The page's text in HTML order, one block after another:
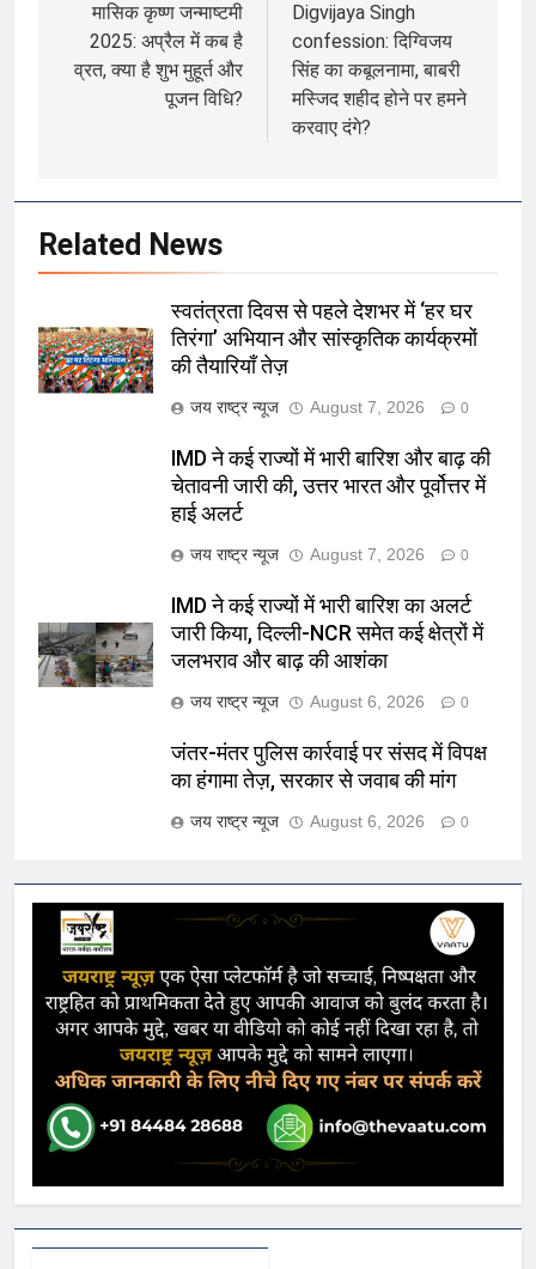
navigation
मासिक कृष्ण जन्माष्टमी
2025: अप्रैल में कब है
व्रत, क्या है शुभ मुहूर्त और
पूजन विधि?
Digvijaya Singh
confession: दिग्विजय
सिंह का कबूलनामा, बाबरी
मस्जिद शहीद होने पर हमने
करवाए दंगे?
Related News
स्वतंत्रता दिवस से पहले देशभर में ‘हर घर
तिरंगा’ अभियान और सांस्कृतिक कार्यक्रमों
की तैयारियाँ तेज़
जय राष्ट्र न्यूज August 7, 2026 0
IMD ने कई राज्यों में भारी बारिश और बाढ़ की
चेतावनी जारी की, उत्तर भारत और पूर्वोत्तर में
हाई अलर्ट
जय राष्ट्र न्यूज August 7, 2026 0
IMD ने कई राज्यों में भारी बारिश का अलर्ट
जारी किया, दिल्ली-NCR समेत कई क्षेत्रों में
जलभराव और बाढ़ की आशंका
जय राष्ट्र न्यूज August 6, 2026 0
जंतर-मंतर पुलिस कार्रवाई पर संसद में विपक्ष
का हंगामा तेज़, सरकार से जवाब की मांग
जय राष्ट्र न्यूज August 6, 2026 0